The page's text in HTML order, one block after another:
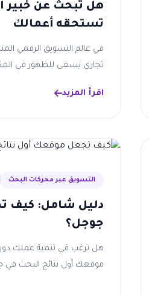
هل تبحث عن خبير
تستحقه أعمالك
في عالم التسويق الرقمي
تجاري يسعى للظهور في
اقرأ المزيد
التسويق عبر محركات البحث
دليل شامل: كيف
جوجل؟
هل ترغب في تنمية عملك دون
موقعك أول نتائج البحث في